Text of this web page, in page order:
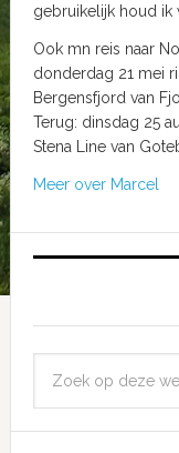
gebruikelijk houd ik
Ook mn reis naar
donderdag 21 mei
Bergensfjord van
Terug: dinsdag 25
Stena Line van
Meer over Marcel